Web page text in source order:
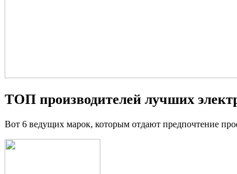
ТОП производителей лучших
Вот 6 ведущих марок, которым отдают предпочтение